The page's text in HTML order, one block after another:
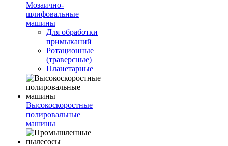
Мозаично-
шлифовальные
машины
Для обработки
примыканий
Ротационные
(траверсные)
Планетарные
Высокоскоростные
полировальные
машины